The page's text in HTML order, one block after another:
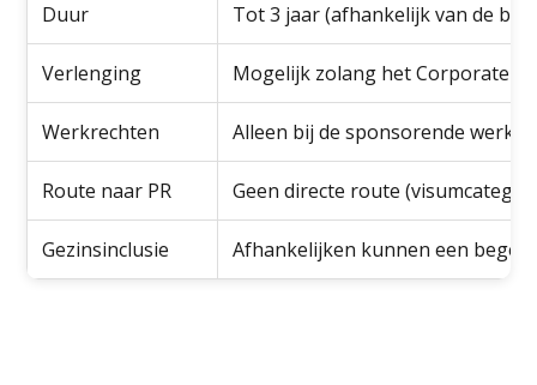
Duur Tot 3 jaar (afhankelijk van de
Verlenging Mogelijk zolang het Corporate
Werkrechten Alleen bij de sponsorende
Route naar PR Geen directe route
Gezinsinclusie Afhankelijken kunnen een